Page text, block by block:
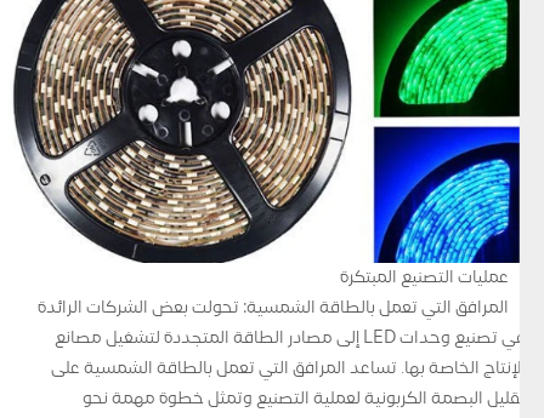
عمليات التصنيع المبتكرة
المرافق التي تعمل بالطاقة الشمسية: تحولت بعض الشركات الرائدة
في تصنيع وحدات LED إلى مصادر الطاقة المتجددة لتشغيل مصانع
الإنتاج الخاصة بها. تساعد المرافق التي تعمل بالطاقة الشمسية على
تقليل البصمة الكربونية لعملية التصنيع وتمثل خطوة مهمة نحو